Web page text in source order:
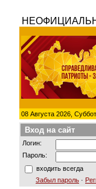
08 Августа 2026,
Вход на сайт
Логин:
Пароль:
входить всегда
Забыл пароль ·